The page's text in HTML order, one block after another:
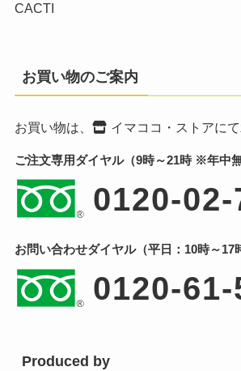
CACTI
お買い物のご案内
お買い物は、 イマココ・ストアに
ご注文専用ダイヤル（9時～21時 ※年中無
0120-
お問い合わせダイヤル（平日：10時～17
0120-61-
Produced by